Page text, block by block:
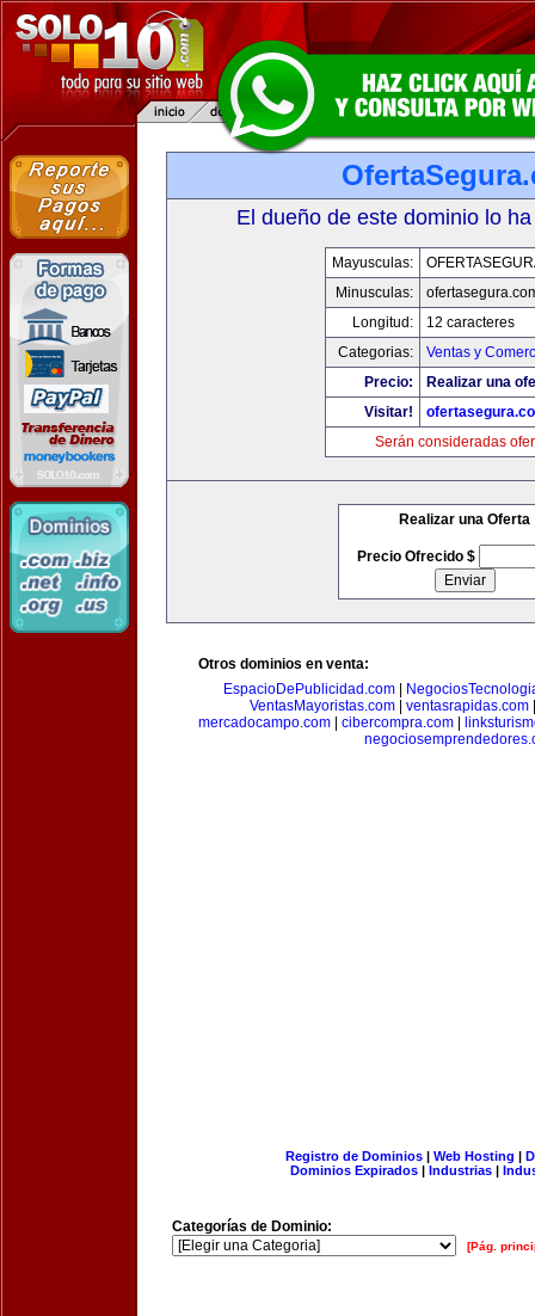
El dueño de este dominio lo
Mayusculas:
Minusculas:
Longitud:
12 caracteres
Categorias:
Ventas y
Precio:
Realizar una
Visitar!
Serán consideradas
Realizar una Oferta
Precio Ofrecido $
Otros dominios en venta:
EspacioDePublicidad.com|
VentasMayoristas.com
ventasrapidas.com
mercadocampo.com
cibercompra.com
Registro de Dominios| Web Hosting |
Dominios Expirados | Industrias |
Categorías de Dominio:
[Pág.